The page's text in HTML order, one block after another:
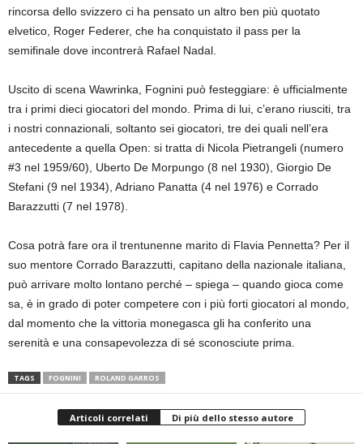
rincorsa dello svizzero ci ha pensato un altro ben più quotato
elvetico, Roger Federer, che ha conquistato il pass per la
semifinale dove incontrerà Rafael Nadal.
Uscito di scena Wawrinka, Fognini può festeggiare: è ufficialmente
tra i primi dieci giocatori del mondo. Prima di lui, c’erano riusciti, tra
i nostri connazionali, soltanto sei giocatori, tre dei quali nell’era
antecedente a quella Open: si tratta di Nicola Pietrangeli (numero
#3 nel 1959/60), Uberto De Morpungo (8 nel 1930), Giorgio De
Stefani (9 nel 1934), Adriano Panatta (4 nel 1976) e Corrado
Barazzutti (7 nel 1978).
Cosa potrà fare ora il trentunenne marito di Flavia Pennetta? Per il
suo mentore Corrado Barazzutti, capitano della nazionale italiana,
può arrivare molto lontano perché – spiega – quando gioca come
sa, è in grado di poter competere con i più forti giocatori al mondo,
dal momento che la vittoria monegasca gli ha conferito una
serenità e una consapevolezza di sé sconosciute prima.
TAGS FOGNINI ROLAND GARROS
Articoli correlati Di più dello stesso autore